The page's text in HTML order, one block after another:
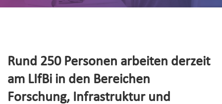
Rund 250 Personen arbeiten derzeit
am LIfBi in den Bereichen
Forschung, Infrastruktur und